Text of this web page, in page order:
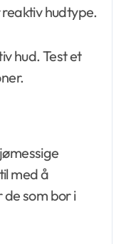
hudtype.
hud. Test et
med å
som bor i